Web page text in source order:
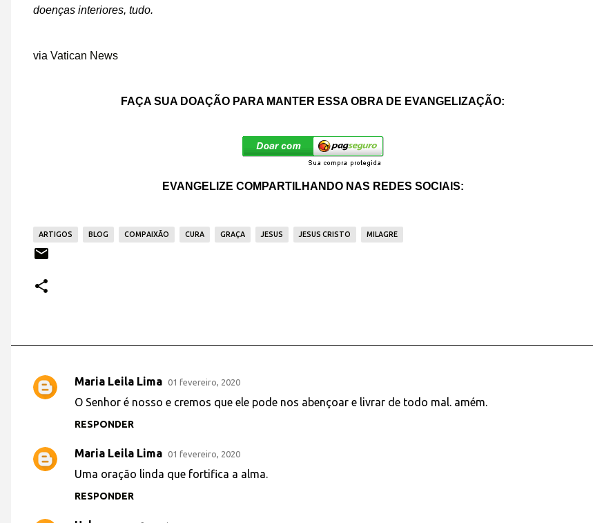
doenças interiores, tudo.
via Vatican News
FAÇA SUA DOAÇÃO PARA MANTER ESSA OBRA DE EVANGELIZAÇÃO:
EVANGELIZE COMPARTILHANDO NAS REDES SOCIAIS:
ARTIGOS BLOG COMPAIXÃO CURA GRAÇA JESUS JESUS CRISTO MILAGRE
C
e
n
Maria Leila Lima 01 fevereiro, 2020
O Senhor é nosso e cremos que ele pode nos abençoar e livrar de todo mal. amém.
RESPONDER
Maria Leila Lima 01 fevereiro, 2020
Uma oração linda que fortifica a alma.
RESPONDER